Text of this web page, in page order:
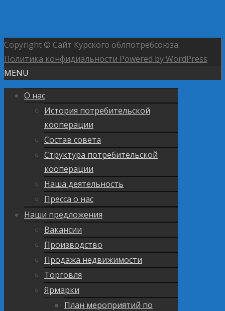
Copyright © Сайт Курского облпотребсоюза
Политика конфидиальности Powered by WordPress
MENU
О нас
История потребительской
кооперации
Состав совета
Структура потребительской
кооперации
Наша деятельность
Пресса о нас
Наши предложения
Вакансии
Производство
Продажа недвижимости
Торговля
Ярмарки
План мероприятий по